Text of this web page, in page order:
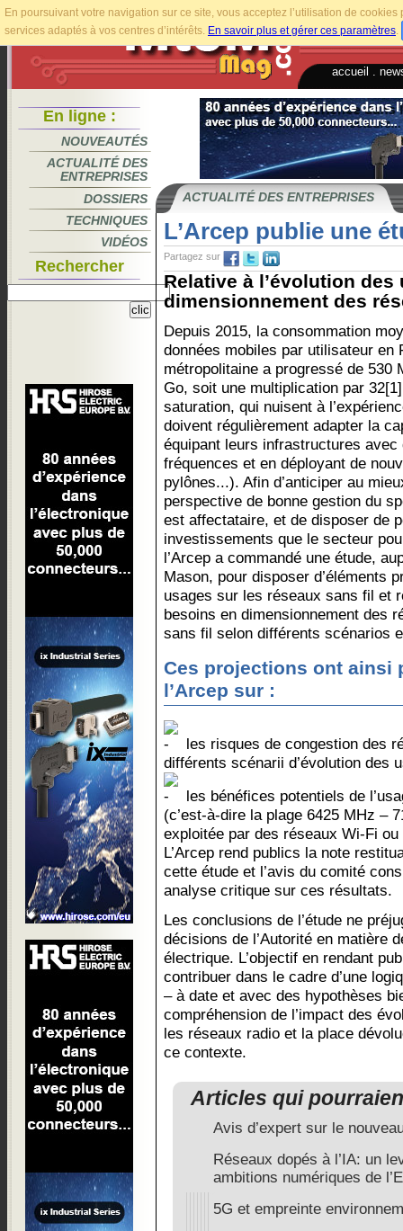
En poursuivant votre navigation sur ce site, vous acceptez l’utilisation de
services adaptés à vos centres d’intérêts. En savoir plus et gérer ces paramètres.
accueil
En ligne :
NOUVEAUTÉS
ACTUALITÉ DES
ENTREPRISES
DOSSIERS
TECHNIQUES
VIDÉOS
Rechercher
ACTUALITÉ DES ENTREPRISES
L’Arcep publie une
Partagez sur
Relative à l’évolution des
dimensionnement des
Depuis 2015, la consommation
données mobiles par utilisateur en
métropolitaine a progressé de 530
Go, soit une multiplication par
saturation, qui nuisent à
doivent régulièrement adapter la
équipant leurs infrastructures avec
fréquences et en déployant de
pylônes...). Afin d’anticiper au
perspective de bonne gestion du
est affectataire, et de disposer de
investissements que le secteur
l’Arcep a commandé une étude,
Mason, pour disposer d’éléments
usages sur les réseaux sans fil et
besoins en dimensionnement des
sans fil selon différents scénarios
Ces projections ont ainsi
l’Arcep sur :
les risques de congestion des
différents scénarii d’évolution des
les bénéfices potentiels de
(c’est-à-dire la plage 6425 MHz –
exploitée par des réseaux Wi-Fi
L’Arcep rend publics la note
cette étude et l’avis du comité
analyse critique sur ces résultats.
Les conclusions de l’étude ne
décisions de l’Autorité en matière
électrique. L’objectif en rendant
contribuer dans le cadre d’une
– à date et avec des hypothèses
compréhension de l’impact des
les réseaux radio et la place
ce contexte.
Articles qui
Avis d’expert sur le
Réseaux dopés à l’IA: un
ambitions numériques de
5G et empreinte